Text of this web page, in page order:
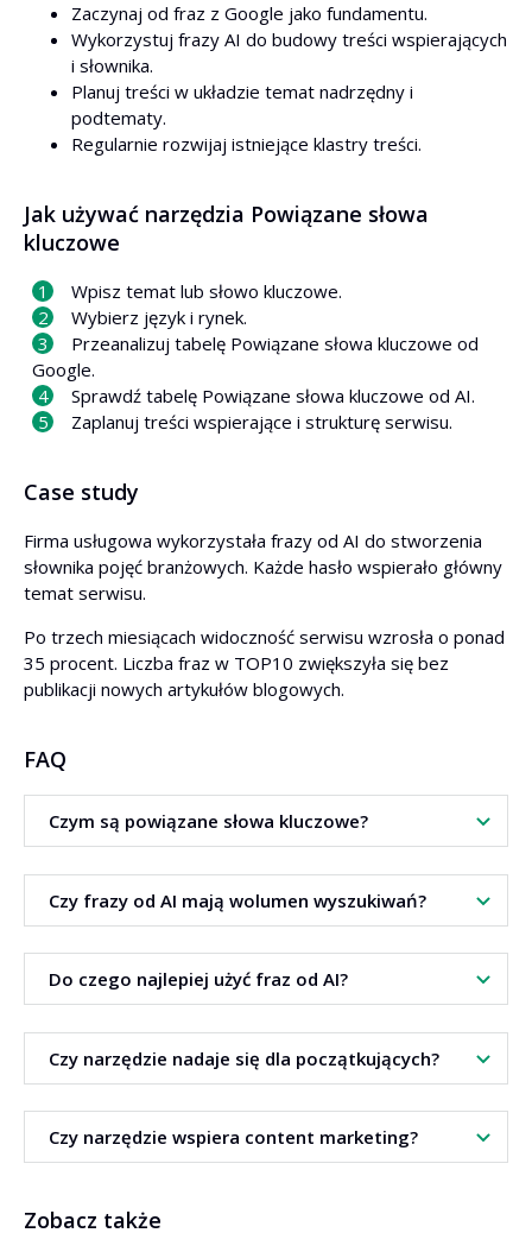
Zaczynaj od fraz z Google jako fundamentu.
Wykorzystuj frazy AI do budowy treści wspierających
i słownika.
Planuj treści w układzie temat nadrzędny i
podtematy.
Regularnie rozwijaj istniejące klastry treści.
Jak używać narzędzia Powiązane słowa
kluczowe
Wpisz temat lub słowo kluczowe.
Wybierz język i rynek.
Przeanalizuj tabelę Powiązane słowa kluczowe od
Google.
Sprawdź tabelę Powiązane słowa kluczowe od AI.
Zaplanuj treści wspierające i strukturę serwisu.
Case study
Firma usługowa wykorzystała frazy od AI do stworzenia
słownika pojęć branżowych. Każde hasło wspierało główny
temat serwisu.
Po trzech miesiącach widoczność serwisu wzrosła o ponad
35 procent. Liczba fraz w TOP10 zwiększyła się bez
publikacji nowych artykułów blogowych.
FAQ
Czym są powiązane słowa kluczowe?
To zapytania i pojęcia, które Google łączy tematycznie z
danym zagadnieniem.
Czy frazy od AI mają wolumen wyszukiwań?
Tak. Frazy od AI są prezentowane w tabeli wraz z
wolumenem wyszukiwań.
Do czego najlepiej użyć fraz od AI?
Służą do budowy treści wspierających i wzmacniania topical
authority.
Czy narzędzie nadaje się dla początkujących?
Tak. Układ jest prosty, a dane łatwe do interpretacji.
Czy narzędzie wspiera content marketing?
tematyczne.
Zobacz także